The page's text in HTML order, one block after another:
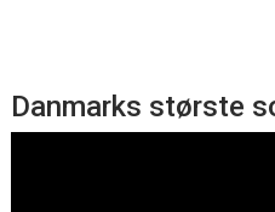
Danmarks største